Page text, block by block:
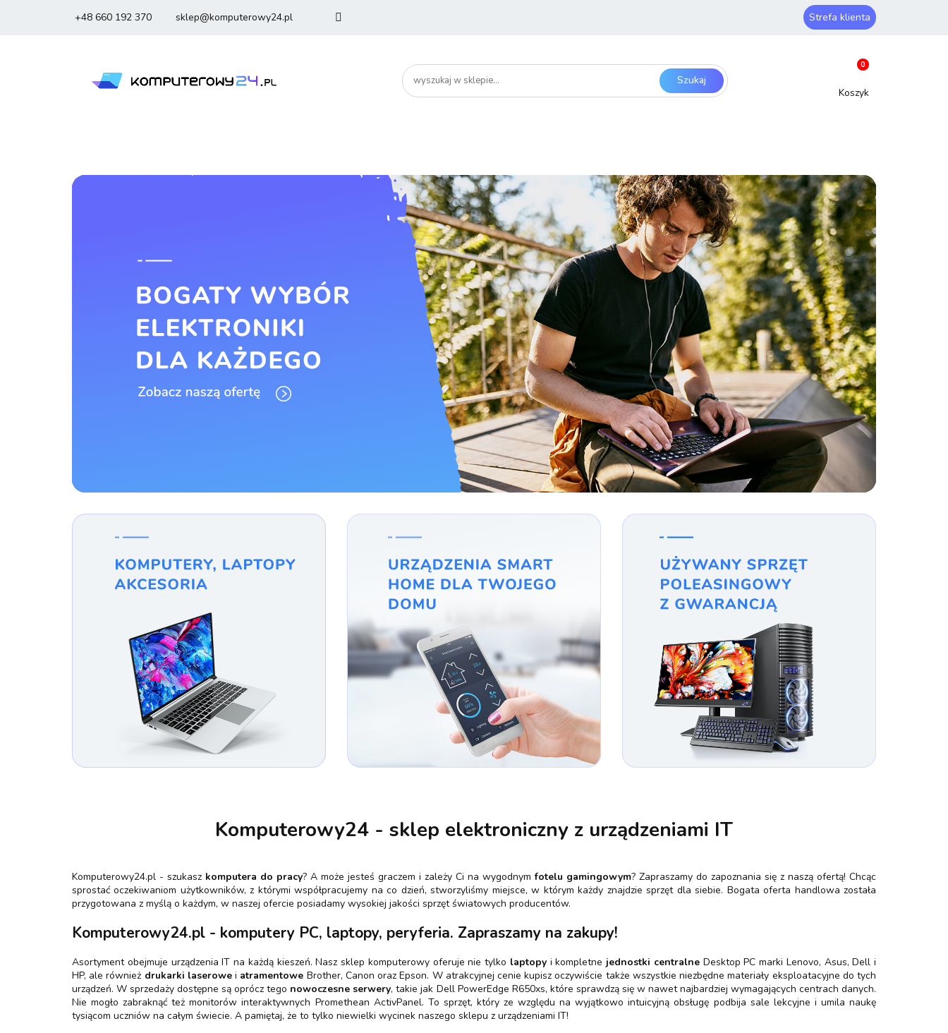
sklep@komputerowy24.pl
+48 660 192 370 Strefa klienta
Zarejestruj się
Dodaj zgłoszenie
0
Laptopy Komputery
Smartfony Bezpieczeństwo
Komputerowy24 - sklep elektroniczny z urządzeniami IT
Komputerowy24.pl - szukasz komputera do pracy? A może jesteś graczem i zależy Ci na wygodnymfotelu gamingowym? Zapraszamy do zapoznania się z naszą ofertą! Chcąc
sprostać oczekiwaniom użytkowników, z którymi współpracujemy na co dzień, stworzyliśmy miejsce, w którym każdy znajdzie sprzęt dla siebie. Bogata oferta handlowa została
przygotowana z myślą o każdym, w naszej ofercie posiadamy wysokiej jakości sprzęt światowych producentów.
Komputerowy24.pl - komputery PC, laptopy, peryferia. Zapraszamy na zakupy!
Asortyment obejmuje urządzenia IT na każdą kieszeń. Nasz sklep komputerowy oferuje nie tylko laptopyi kompletne jednostki centralneDesktop PC marki Lenovo, Asus, Dell i
HP, ale również drukarki laserowei atramentowe Brother, Canon oraz Epson. W atrakcyjnej cenie kupisz oczywiście także wszystkie niezbędne materiały eksploatacyjne do tych
urządzeń. W sprzedaży dostępne są oprócz tego nowoczesne serwery, takie jak Dell PowerEdge R650xs, które sprawdzą się w nawet najbardziej wymagających centrach danych.
Nie mogło zabraknąć też monitorów interaktywnych Promethean ActivPanel. To sprzęt, który ze względu na wyjątkowo intuicyjną obsługę podbija sale lekcyjne i umila naukę
tysiącom uczniów na całym świecie. A pamiętaj, że to tylko niewielki wycinek naszego sklepu z urządzeniami IT!